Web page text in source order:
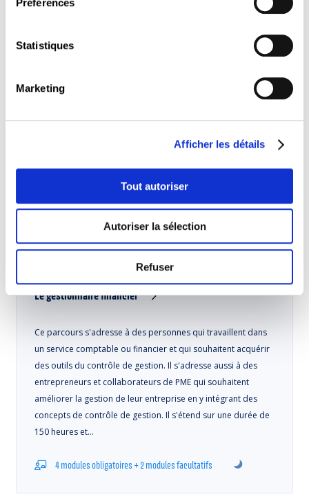
Statistiques
Marketing
Afficher les détails
Tout autoriser
Autoriser la sélection
Refuser
5 modules obligatoires + 1 module facultatif
Ce parcours de formation s'adresse à des personnes qui
voudraient augmenter leur confiance en elles et parvenir à
travail sur soi. Il s'étend sur une durée d'environ 140 heures
et permet : de développer et mettre en pratique de
nouvelles ressources pour se positionner et se sentir plus
à…
4 modules obligatoires + 2 modules facultatifs
Le gestionnaire financier
Ce parcours s'adresse à des personnes qui travaillent dans
un service comptable ou financier et qui souhaitent acquérir
des outils du contrôle de gestion. Il s'adresse aussi à des
entrepreneurs et collaborateurs de PME qui souhaitent
améliorer la gestion de leur entreprise en y intégrant des
concepts de contrôle de gestion. Il s'étend sur une durée de
150 heures et…
4 modules obligatoires + 2 modules facultatifs